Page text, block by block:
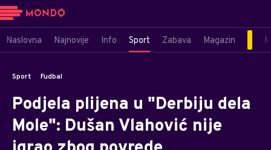
Naslovna Najnovije Info Sport Zabava Magazin
Sport Fudbal
Podjela plijena u "Derbiju dela
Mole": Dušan Vlahović nije